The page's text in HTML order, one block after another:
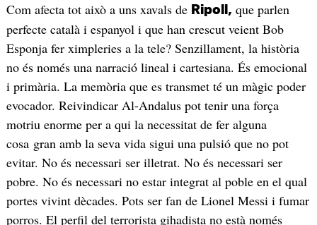
Com afecta tot això a uns xavals de Ripoll, que parlen
perfecte català i espanyol i que han crescut veient Bob
Esponja fer ximpleries a la tele? Senzillament, la història
no és només una narració lineal i cartesiana. És emocional
i primària. La memòria que es transmet té un màgic poder
evocador. Reivindicar Al-Andalus pot tenir una força
motriu enorme per a qui la necessitat de fer alguna
cosa gran amb la seva vida sigui una pulsió que no pot
evitar. No és necessari ser illetrat. No és necessari ser
pobre. No és necessari no estar integrat al poble en el qual
portes vivint dècades. Pots ser fan de Lionel Messi i fumar
porros. El perfil del terrorista gihadista no està només